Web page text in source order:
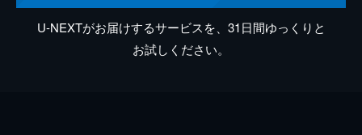
U-NEXTがお届けするサービスを、31日間ゆっくりと
お試しください。